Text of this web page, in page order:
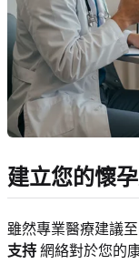
建立您的懷
雖然專業醫療建議
支持 網絡對於您的